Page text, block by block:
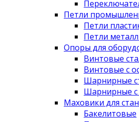
Петли
Петли
Петли
Опоры для
Винтовые
Винтовые с
Шарнирные
Шарнирные с
Маховики для
Бакелитовые